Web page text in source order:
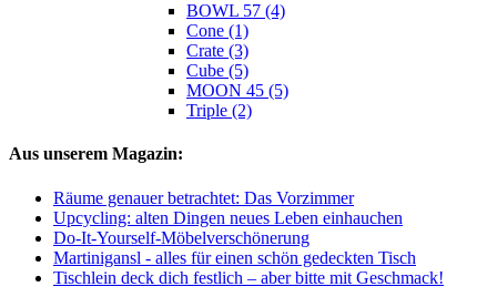
BOWL 57 (4)
Cone (1)
Crate (3)
Cube (5)
MOON 45 (5)
Triple (2)
Aus unserem Magazin:
Räume genauer betrachtet: Das Vorzimmer
Upcycling: alten Dingen neues Leben einhauchen
Do-It-Yourself-Möbelverschönerung
Martinigansl - alles für einen schön gedeckten Tisch
Tischlein deck dich festlich – aber bitte mit Geschmack!